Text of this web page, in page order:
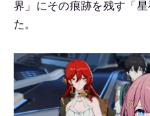
界」にその痕跡を残す「
た。